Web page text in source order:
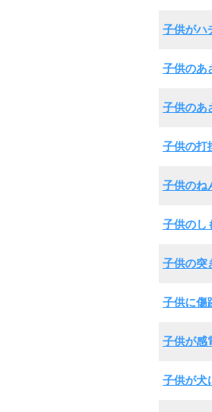
子供がハ
子供のあ
子供のあ
子供の打
子供のね
子供のし
子供の突
子供に傷
子供が感
子供が犬